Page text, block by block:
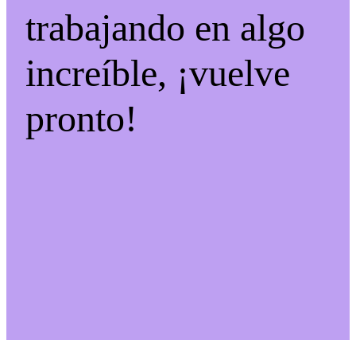
trabajando en algo
increíble, ¡vuelve
pronto!